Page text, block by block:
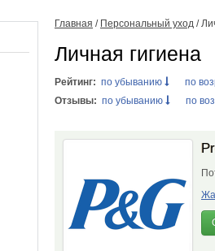
Главная / Персональный уход /
Личная гигиена
Рейтинг: по убыванию
по
Отзывы: по убыванию по